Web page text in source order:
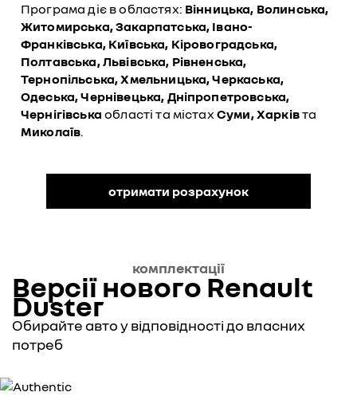
Програма діє в областях: Вінницька, Волинська,
Житомирська, Закарпатська, Івано-
Франківська, Київська, Кіровоградська,
Полтавська, Львівська, Рівненська,
Тернопільська, Хмельницька, Черкаська,
Одеська, Чернівецька, Дніпропетровська,
Чернігівська області та містахСуми, Харківта
Миколаїв.
отримати розрахунок
комплектації
Версії нового Renault
Duster
Обирайте авто у відповідності до власних
потреб